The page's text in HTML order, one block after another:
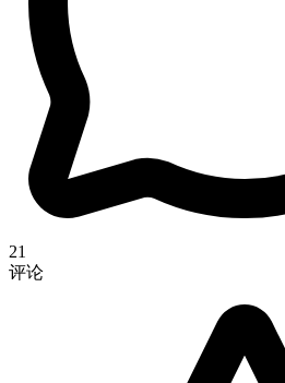
21
评论